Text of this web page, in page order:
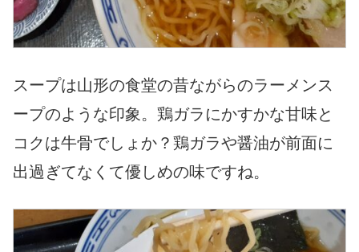
スープは山形の食堂の昔ながらのラーメンス
ープのような印象。鶏ガラにかすかな甘味と
コクは牛骨でしょか？鶏ガラや醤油が前面に
出過ぎてなくて優しめの味ですね。